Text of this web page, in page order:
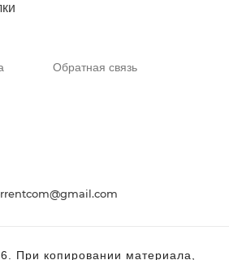
Обратная связь
При копировании материала,